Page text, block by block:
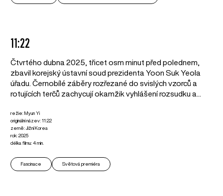
11:22
Čtvrtého dubna 2025, třicet osm minut před polednem,
zbavil korejský ústavní soud prezidenta Yoon Suk Yeola
úřadu. Černobílé záběry rozřezané do svislých vzorců a
rotujících terčů zachycují okamžik vyhlášení rozsudku a...
režie: Myun Yi
originální název: 11:22
země: Jižní Korea
rok: 2025
délka filmu: 4 min.
Fascinace Světová premiéra